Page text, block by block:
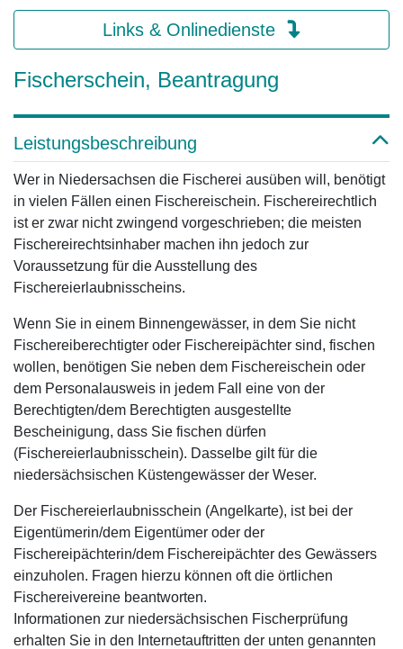
Links & Onlinedienste
Fischerschein, Beantragung
Leistungsbeschreibung
Wer in Niedersachsen die Fischerei ausüben will, benötigt
in vielen Fällen einen Fischereischein. Fischereirechtlich
ist er zwar nicht zwingend vorgeschrieben; die meisten
Fischereirechtsinhaber machen ihn jedoch zur
Voraussetzung für die Ausstellung des
Fischereierlaubnisscheins.
Wenn Sie in einem Binnengewässer, in dem Sie nicht
Fischereiberechtigter oder Fischereipächter sind, fischen
wollen, benötigen Sie neben dem Fischereischein oder
dem Personalausweis in jedem Fall eine von der
Berechtigten/dem Berechtigten ausgestellte
Bescheinigung, dass Sie fischen dürfen
(Fischereierlaubnisschein). Dasselbe gilt für die
niedersächsischen Küstengewässer der Weser.
Der Fischereierlaubnisschein (Angelkarte), ist bei der
Eigentümerin/dem Eigentümer oder der
Fischereipächterin/dem Fischereipächter des Gewässers
einzuholen. Fragen hierzu können oft die örtlichen
Fischereivereine beantworten.
Informationen zur niedersächsischen Fischerprüfung
erhalten Sie in den Internetauftritten der unten genannten